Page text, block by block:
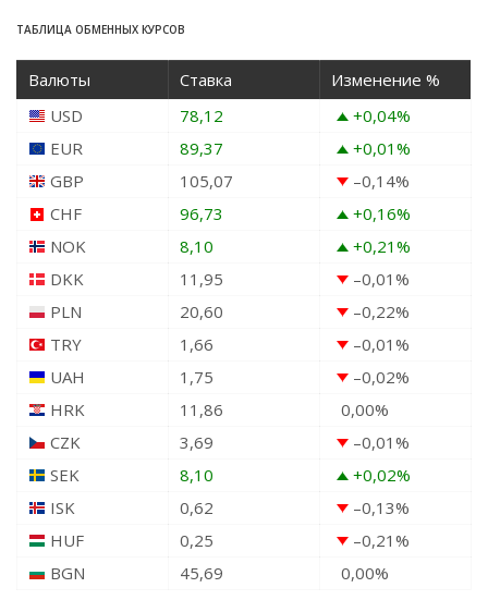
ТАБЛИЦА ОБМЕННЫХ КУРСОВ
Валюты Ставка
Изменение %
USD
78,12 +0,04%
EUR
89,37 +0,01%
GBP
105,07 –0,14%
CHF
96,73 +0,16%
NOK
8,10 +0,21%
DKK
11,95 –0,01%
PLN
20,60 –0,22%
TRY
1,66 –0,01%
UAH
1,75 –0,02%
HRK
11,86 0,00%
CZK
3,69 –0,01%
SEK
8,10 +0,02%
ISK
0,62 –0,13%
HUF
0,25 –0,21%
BGN
45,69 0,00%